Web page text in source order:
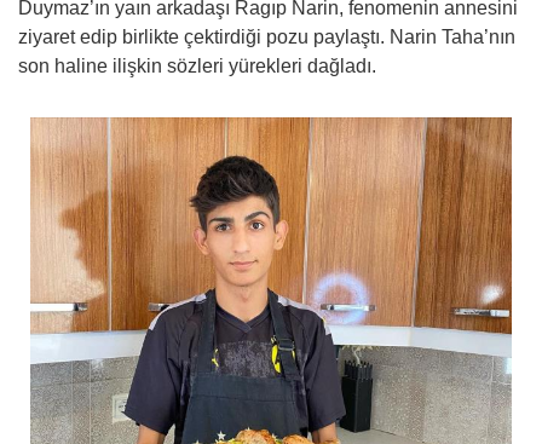
Duymaz’ın yaın arkadaşı Ragıp Narin, fenomenin annesini
ziyaret edip birlikte çektirdiği pozu paylaştı. Narin Taha’nın
son haline ilişkin sözleri yürekleri dağladı.